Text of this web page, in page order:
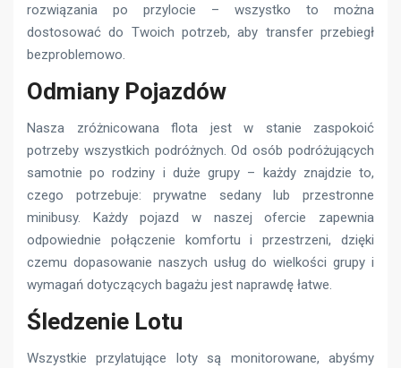
rozwiązania po przylocie – wszystko to można
dostosować do Twoich potrzeb, aby transfer przebiegł
bezproblemowo.
Odmiany Pojazdów
Nasza zróżnicowana flota jest w stanie zaspokoić
potrzeby wszystkich podróżnych. Od osób podróżujących
samotnie po rodziny i duże grupy – każdy znajdzie to,
czego potrzebuje: prywatne sedany lub przestronne
minibusy. Każdy pojazd w naszej ofercie zapewnia
odpowiednie połączenie komfortu i przestrzeni, dzięki
czemu dopasowanie naszych usług do wielkości grupy i
wymagań dotyczących bagażu jest naprawdę łatwe.
Śledzenie Lotu
Wszystkie przylatujące loty są monitorowane, abyśmy